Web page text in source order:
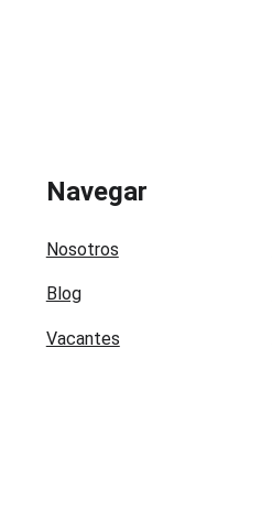
Navegar
Nosotros
Blog
Vacantes